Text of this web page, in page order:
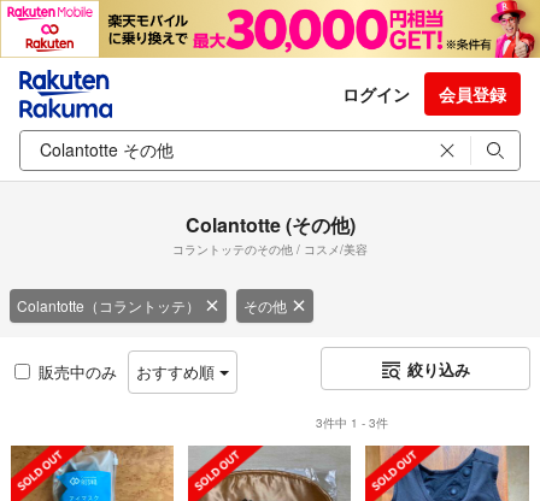
ログイン 会員登録
Colantotte (その他)
コラントッテのその他 / コスメ/美容
Colantotte（コラントッテ） その他
販売中のみ おすすめ順 絞り込み
3件中 1 - 3件